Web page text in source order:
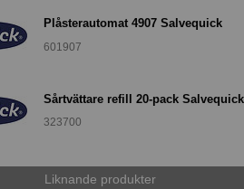
Plåsterautomat 4907 Salvequick
601907
Sårtvättare refill 20-pack Salvequick
323700
Liknande produkter